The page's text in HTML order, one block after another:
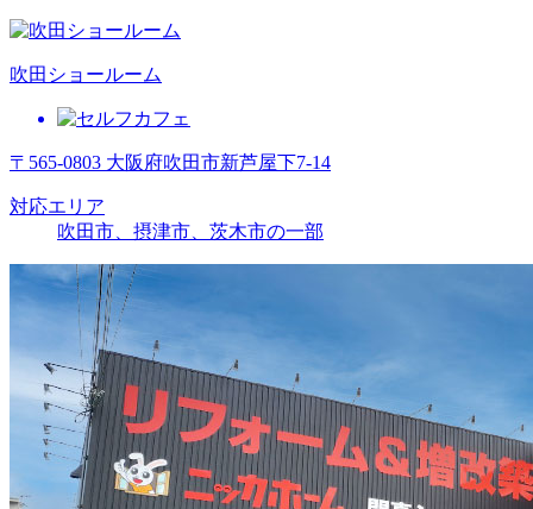
吹田ショールーム
〒565-0803 大阪府吹田市新芦屋下7-14
対応エリア
吹田市、摂津市、茨木市の一部